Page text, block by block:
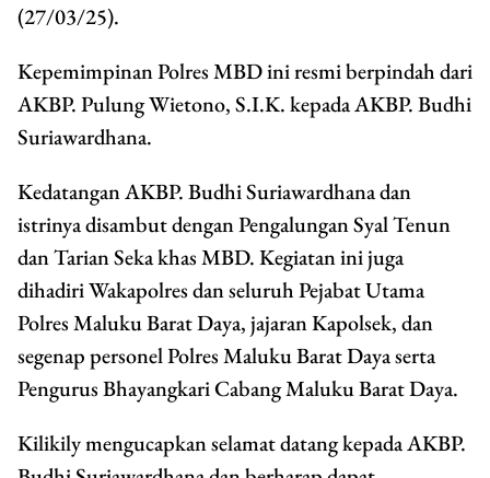
(27/03/25).
Kepemimpinan Polres MBD ini resmi berpindah dari
AKBP. Pulung Wietono, S.I.K. kepada AKBP. Budhi
Suriawardhana.
Kedatangan AKBP. Budhi Suriawardhana dan
istrinya disambut dengan Pengalungan Syal Tenun
dan Tarian Seka khas MBD. Kegiatan ini juga
dihadiri Wakapolres dan seluruh Pejabat Utama
Polres Maluku Barat Daya, jajaran Kapolsek, dan
segenap personel Polres Maluku Barat Daya serta
Pengurus Bhayangkari Cabang Maluku Barat Daya.
Kilikily mengucapkan selamat datang kepada AKBP.